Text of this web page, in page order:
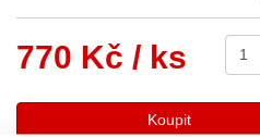
770 Kč / ks
Koupit